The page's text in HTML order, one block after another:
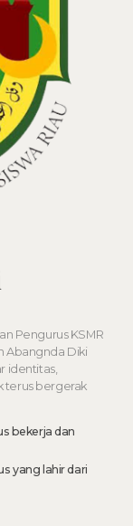
Pengurus KSMR
Abangnda Diki
identitas,
terus bergerak
bekerja dan
yang lahir dari